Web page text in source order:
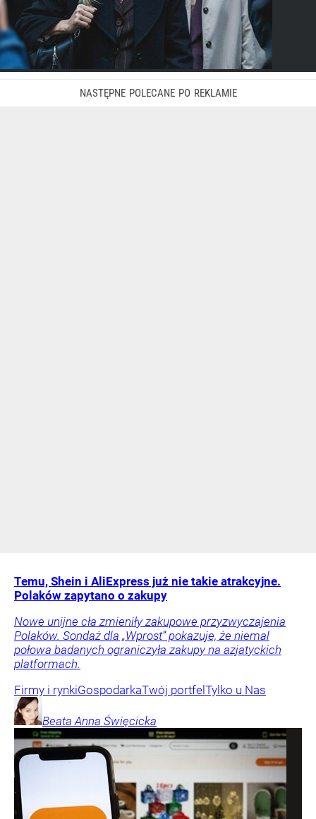
Temu, Shein i AliExpress już nie takie atrakcyjne.
Polaków zapytano o zakupy
Nowe unijne cła zmieniły zakupowe przyzwyczajenia
Polaków. Sondaż dla „Wprost” pokazuje, że niemal
połowa badanych ograniczyła zakupy na azjatyckich
platformach.
Firmy i rynkiGospodarkaTwój portfel Tylko u Nas
Beata Anna Święcicka